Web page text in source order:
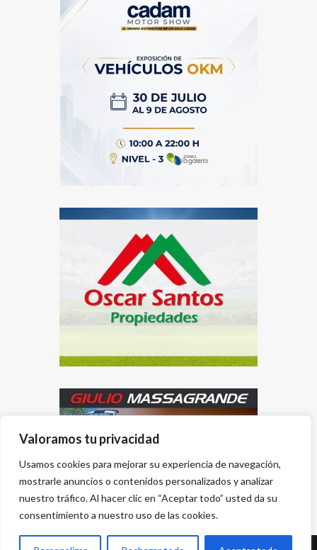
Valoramos tu privacidad
Usamos cookies para mejorar su experiencia de navegación,
mostrarle anuncios o contenidos personalizados y analizar
nuestro tráfico. Al hacer clic en “Aceptar todo” usted da su
consentimiento a nuestro uso de las cookies.